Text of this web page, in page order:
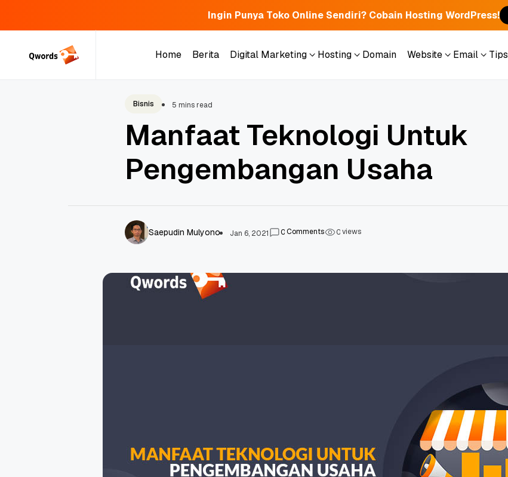
Ingin Punya Toko Online Sendiri? Cobain Hosting WordPress!
Home
Berita
Digital Marketing
Hosting
Domain
Website
Email
Tips
Bisnis 5 mins read
Manfaat Teknologi Untuk
Pengembangan Usaha
Saepudin Mulyono Jan 6, 2021 0Comments 0views